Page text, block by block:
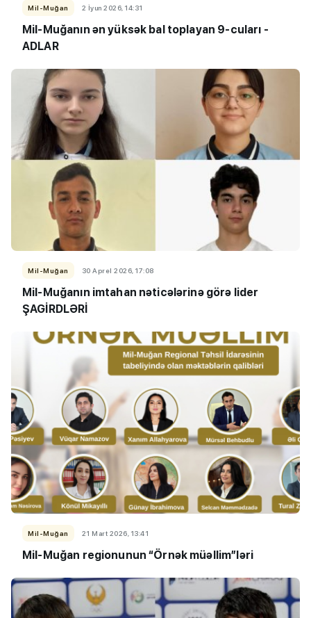
Mil-Muğan 2 İyun 2026, 14:31
Mil-Muğanın ən yüksək bal toplayan 9-cuları -
ADLAR
Mil-Muğan 30 Aprel 2026, 17:08
Mil-Muğanın imtahan nəticələrinə görə lider
ŞAGİRDLƏRİ
Mil-Muğan 21 Mart 2026, 13:41
Mil-Muğan regionunun “Örnək müəllim”ləri